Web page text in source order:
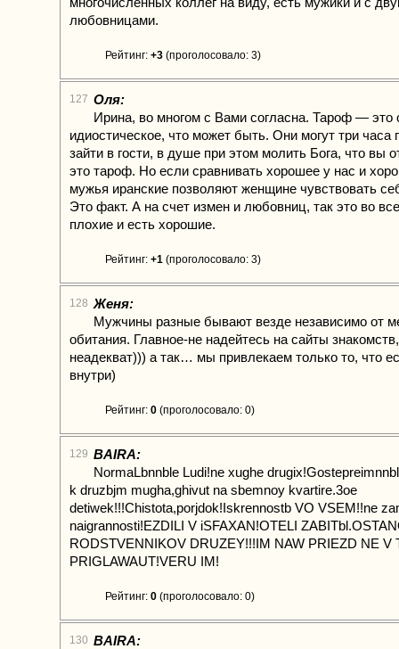
любовницами.
Рейтинг: +3 (проголосовало: 3)
127 Оля:
Ирина, во многом с Вами согласна. Тароф — это
идиостическое, что может быть. Они могут три часа
зайти в гости, в душе при этом молить Бога, что вы
это тароф. Но если сравнивать хорошее у нас и
мужья иранские позволяют женщине чувствовать
Это факт. А на счет измен и любовниц, так это во
плохие и есть хорошие.
Рейтинг: +1 (проголосовало: 3)
128 Женя:
Мужчины разные бывают везде независимо от
обитания. Главное-не надейтесь на сайты
неадекват))) а так… мы привлекаем только то, что
внутри)
Рейтинг: 0 (проголосовало: 0)
129 BAIRA:
NormaLbnnble Ludi!ne xughe
k druzbjm mugha,ghivut na sbemnoy kvartire.3oe
detiwek!!!Chistota,porjdok!Iskrennostb VO VSEM!!ne
naigrannosti!EZDILI V iSFAXAN!OTELI
RODSTVENNIKOV DRUZEY!!!IM NAW PRIEZD NE V
PRIGLAWAUT!VERU IM!
Рейтинг: 0 (проголосовало: 0)
130 BAIRA: